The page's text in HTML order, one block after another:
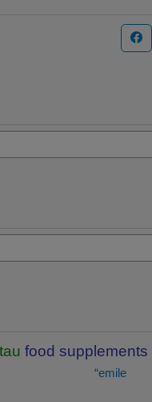
food supplements
“emile